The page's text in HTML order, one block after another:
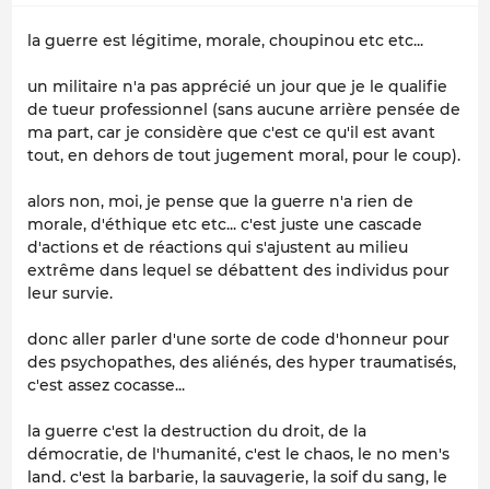
la guerre est légitime, morale, choupinou etc etc...
un militaire n'a pas apprécié un jour que je le qualifie
de tueur professionnel (sans aucune arrière pensée de
ma part, car je considère que c'est ce qu'il est avant
tout, en dehors de tout jugement moral, pour le coup).
alors non, moi, je pense que la guerre n'a rien de
morale, d'éthique etc etc... c'est juste une cascade
d'actions et de réactions qui s'ajustent au milieu
extrême dans lequel se débattent des individus pour
leur survie.
donc aller parler d'une sorte de code d'honneur pour
des psychopathes, des aliénés, des hyper traumatisés,
c'est assez cocasse...
la guerre c'est la destruction du droit, de la
démocratie, de l'humanité, c'est le chaos, le no men's
land. c'est la barbarie, la sauvagerie, la soif du sang, le